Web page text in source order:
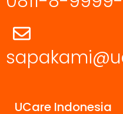
UCare Indonesia